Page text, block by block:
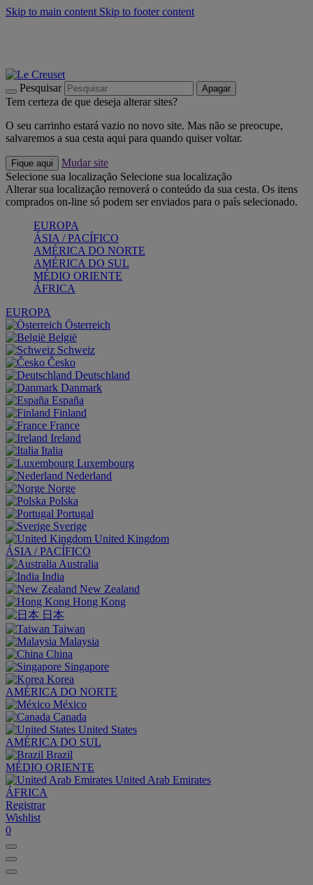
Skip to main content Skip to footer content
Pesquisar Apagar
Tem certeza de que deseja alterar sites?
O seu carrinho estará vazio no novo site. Mas não se preocupe,
salvaremos a sua cesta aqui para quando quiser voltar.
Fique aqui
Mudar site
Selecione sua localização Selecione sua localização
Alterar sua localização removerá o conteúdo da sua cesta. Os itens
comprados on-line só podem ser enviados para o país selecionado.
EUROPA
ÁSIA / PACÍFICO
AMÉRICA DO NORTE
AMÉRICA DO SUL
MÉDIO ORIENTE
ÁFRICA
EUROPA
Österreich
België
Schweiz
Česko
Deutschland
Danmark
España
Finland
France
Ireland
Italia
Luxembourg
Nederland
Norge
Polska
Portugal
Sverige
United Kingdom
ÁSIA / PACÍFICO
Australia
India
New Zealand
Hong Kong
日本
Taiwan
Malaysia
China
Singapore
Korea
AMÉRICA DO NORTE
México
Canada
United States
AMÉRICA DO SUL
Brazil
MÉDIO ORIENTE
United Arab Emirates
ÁFRICA
Registrar
Wishlist
0